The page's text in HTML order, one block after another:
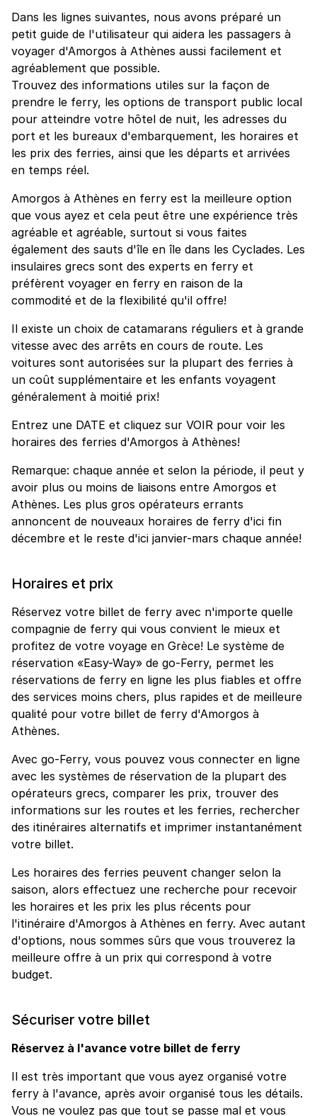
Dans les lignes suivantes, nous avons préparé un
petit guide de l'utilisateur qui aidera les passagers à
voyager d'Amorgos à Athènes aussi facilement et
agréablement que possible.
Trouvez des informations utiles sur la façon de
prendre le ferry, les options de transport public local
pour atteindre votre hôtel de nuit, les adresses du
port et les bureaux d'embarquement, les horaires et
les prix des ferries, ainsi que les départs et arrivées
en temps réel.
Amorgos à Athènes en ferry est la meilleure option
que vous ayez et cela peut être une expérience très
agréable et agréable, surtout si vous faites
également des sauts d'île en île dans les Cyclades. Les
insulaires grecs sont des experts en ferry et
préfèrent voyager en ferry en raison de la
commodité et de la flexibilité qu'il offre!
Il existe un choix de catamarans réguliers et à grande
vitesse avec des arrêts en cours de route. Les
voitures sont autorisées sur la plupart des ferries à
un coût supplémentaire et les enfants voyagent
généralement à moitié prix!
Entrez une DATE et cliquez sur VOIR pour voir les
horaires des ferries d'Amorgos à Athènes!
Remarque: chaque année et selon la période, il peut y
avoir plus ou moins de liaisons entre Amorgos et
Athènes. Les plus gros opérateurs errants
annoncent de nouveaux horaires de ferry d'ici fin
décembre et le reste d'ici janvier-mars chaque année!
Horaires et prix
Réservez votre billet de ferry avec n'importe quelle
compagnie de ferry qui vous convient le mieux et
profitez de votre voyage en Grèce! Le système de
réservation «Easy-Way» de go-Ferry, permet les
réservations de ferry en ligne les plus fiables et offre
des services moins chers, plus rapides et de meilleure
qualité pour votre billet de ferry d'Amorgos à
Athènes.
Avec go-Ferry, vous pouvez vous connecter en ligne
avec les systèmes de réservation de la plupart des
opérateurs grecs, comparer les prix, trouver des
informations sur les routes et les ferries, rechercher
des itinéraires alternatifs et imprimer instantanément
votre billet.
Les horaires des ferries peuvent changer selon la
saison, alors effectuez une recherche pour recevoir
les horaires et les prix les plus récents pour
l'itinéraire d'Amorgos à Athènes en ferry. Avec autant
d'options, nous sommes sûrs que vous trouverez la
meilleure offre à un prix qui correspond à votre
budget.
Sécuriser votre billet
Réservez à l'avance votre billet de ferry
Il est très important que vous ayez organisé votre
ferry à l'avance, après avoir organisé tous les détails.
Vous ne voulez pas que tout se passe mal et vous